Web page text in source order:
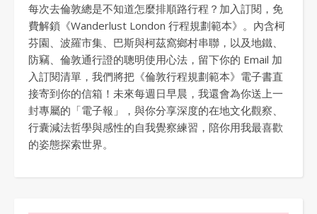
每次去倫敦總是不知道怎麼排順路行程？加入訂閱，免
費解鎖《Wanderlust London 行程規劃範本》。內含柯
芬園、波羅市集、巴斯與柯茲窩鄉村串聯，以及地鐵、
防竊、倫敦通行證的聰明使用心法，留下你的 Email 加
入訂閱清單，我們將把《倫敦行程規劃範本》電子書直
接寄到你的信箱！未來每週日早晨，我還會為你送上一
封專屬的「電子報」，與你分享深度的在地文化觀察、
行囊減法哲學與感性的自我覺察練習，陪你用我最喜歡
的姿態探索世界。